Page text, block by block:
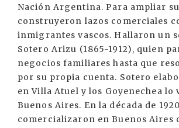
Nación Argentina. Para ampliar
construyeron lazos comerciales
inmigrantes vascos. Hallaron un
Sotero Arizu (1865-1912), quien
negocios familiares hasta que
por su propia cuenta. Sotero
en Villa Atuel y los Goyenechea lo
Buenos Aires. En la década de
comercializaron en Buenos Aires